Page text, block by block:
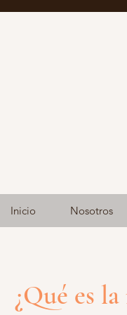
Inicio Nosotros
¿Qué es